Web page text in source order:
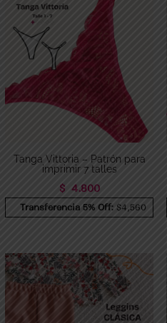
Tanga Vittoria – Patrón para
imprimir 7 talles
$ 4.800
Transferencia 5% Off: $4,560